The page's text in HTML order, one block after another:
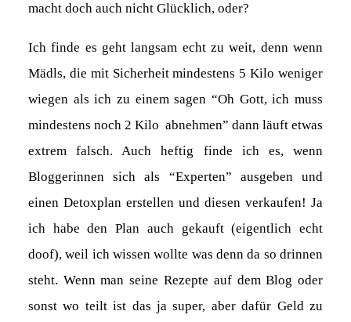
macht doch auch nicht Glücklich, oder?
Ich finde es geht langsam echt zu weit, denn wenn
Mädls, die mit Sicherheit mindestens 5 Kilo weniger
wiegen als ich zu einem sagen “Oh Gott, ich muss
mindestens noch 2 Kilo abnehmen” dann läuft etwas
extrem falsch. Auch heftig finde ich es, wenn
Bloggerinnen sich als “Experten” ausgeben und
einen Detoxplan erstellen und diesen verkaufen! Ja
ich habe den Plan auch gekauft (eigentlich echt
doof), weil ich wissen wollte was denn da so drinnen
steht. Wenn man seine Rezepte auf dem Blog oder
sonst wo teilt ist das ja super, aber dafür Geld zu